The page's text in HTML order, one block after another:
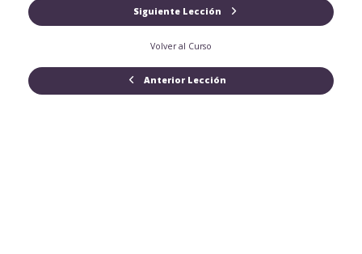
Anterior Lección
Volver al Curso
Siguiente Lección